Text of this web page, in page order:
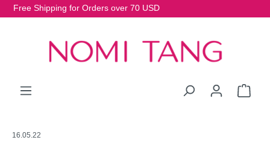
Free Shipping for Orders over 70 USD
16.05.22